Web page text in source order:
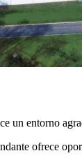
un entorno
ofrece